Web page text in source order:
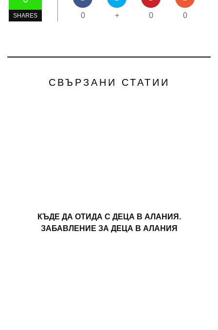
SHARES 0 + 0 0
СВЪРЗАНИ СТАТИИ
КЪДЕ ДА ОТИДА С ДЕЦА В АЛАНИЯ.
ЗАБАВЛЕНИЕ ЗА ДЕЦА В АЛАНИЯ